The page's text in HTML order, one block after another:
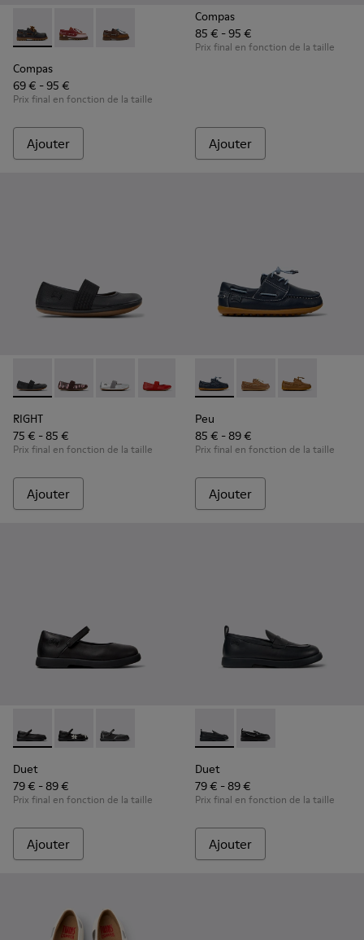
Compas - K800416-001 - Chaussures bateau en cuir bleu
Compas - K800416-008 - Chaussures bateau en
Compas - K800416-007 - Chaussures
Compas
69 € - 95 €
Prix final en fonction de la taille
Ajouter
Compas
85 € - 95 €
Prix final en fonction de la taille
Ajouter
RIGHT - 80025-053 - Ballerines en cuir noir pour enfants.
RIGHT - 80025-160 - Ballerines en cuir multicolore
RIGHT - 80025-159 - Ballerines en cuir grises
RIGHT - 80025-153 - Ballerines en
RIGHT - 80025-116 -
RIGHT - 80025-109
RIGHT - 80025-
RIGHT
75 € - 85 €
Prix final en fonction de la taille
Ajouter
Peu - K800689-002 -
Peu - K800689-004
Peu -
Peu
85 € - 89 €
Prix final en fonction de la taille
Ajouter
Duet - K800549-003 - Ballerines en cuir noir pour enfants.
Duet - K800549-006 - Ballerines en cuir
Duet - K800549-001 - Babies en cuir noir
Duet
79 € - 89 €
Prix final en fonction de la taille
Ajouter
Duet - K800609-001 -
Duet - K800609-003
Duet
79 € - 89 €
Prix final en fonction de la taille
Ajouter